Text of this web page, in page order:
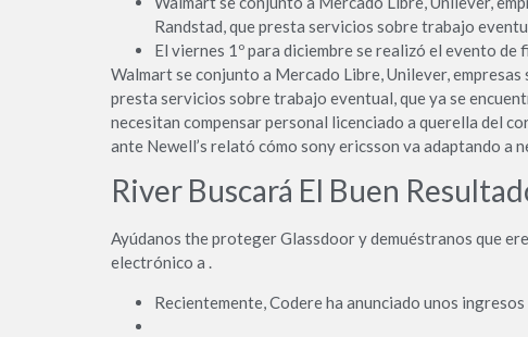
Randstad, que presta servicios sobre trabajo
El viernes 1º para diciembre se realizó el evento de
Walmart se conjunto a Mercado Libre, Unilever,
presta servicios sobre trabajo eventual, que ya se
necesitan compensar personal licenciado a querella del
ante Newell’s relató cómo sony ericsson va adaptando a
River Buscará El Buen
Ayúdanos the proteger Glassdoor y demuéstranos que
electrónico a .
Recientemente, Codere ha anunciado unos